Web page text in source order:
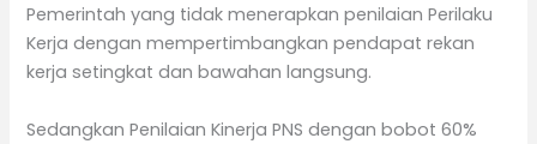
Pemerintah yang tidak menerapkan penilaian Perilaku
Kerja dengan mempertimbangkan pendapat rekan
kerja setingkat dan bawahan langsung.
Sedangkan Penilaian Kinerja PNS dengan bobot 60%